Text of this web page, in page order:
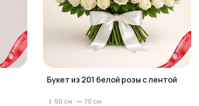
Букет из 201 белой розы с лентой
50 см 70 см